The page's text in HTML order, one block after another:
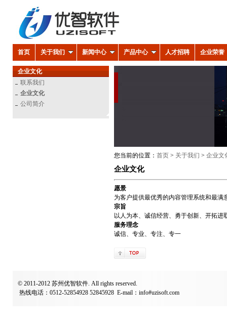
首页 关于我们 新闻中心 产品中心 人才招聘 企业荣誉
企业文化
联系我们
企业文化
公司简介
您当前的位置： 首页 > 关于我们 > 企业文
企业文化
愿景
为客户提供最优秀的内容管理系统和最
宗旨
以人为本、诚信经营、勇于创新、开拓进
服务理念
诚信、专业、专注、专一
© 2011-2012 苏州优智软件. All rights reserved.
热线电话：0512-52854928 52845928 E-mail：info#uzisoft.com